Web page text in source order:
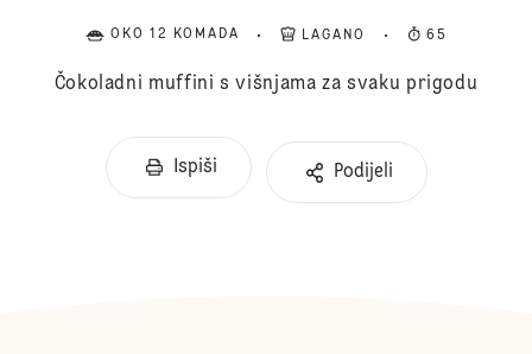
OKO 12 KOMADA LAGANO 65
Čokoladni muffini s višnjama za svaku prigodu
Ispiši Podijeli